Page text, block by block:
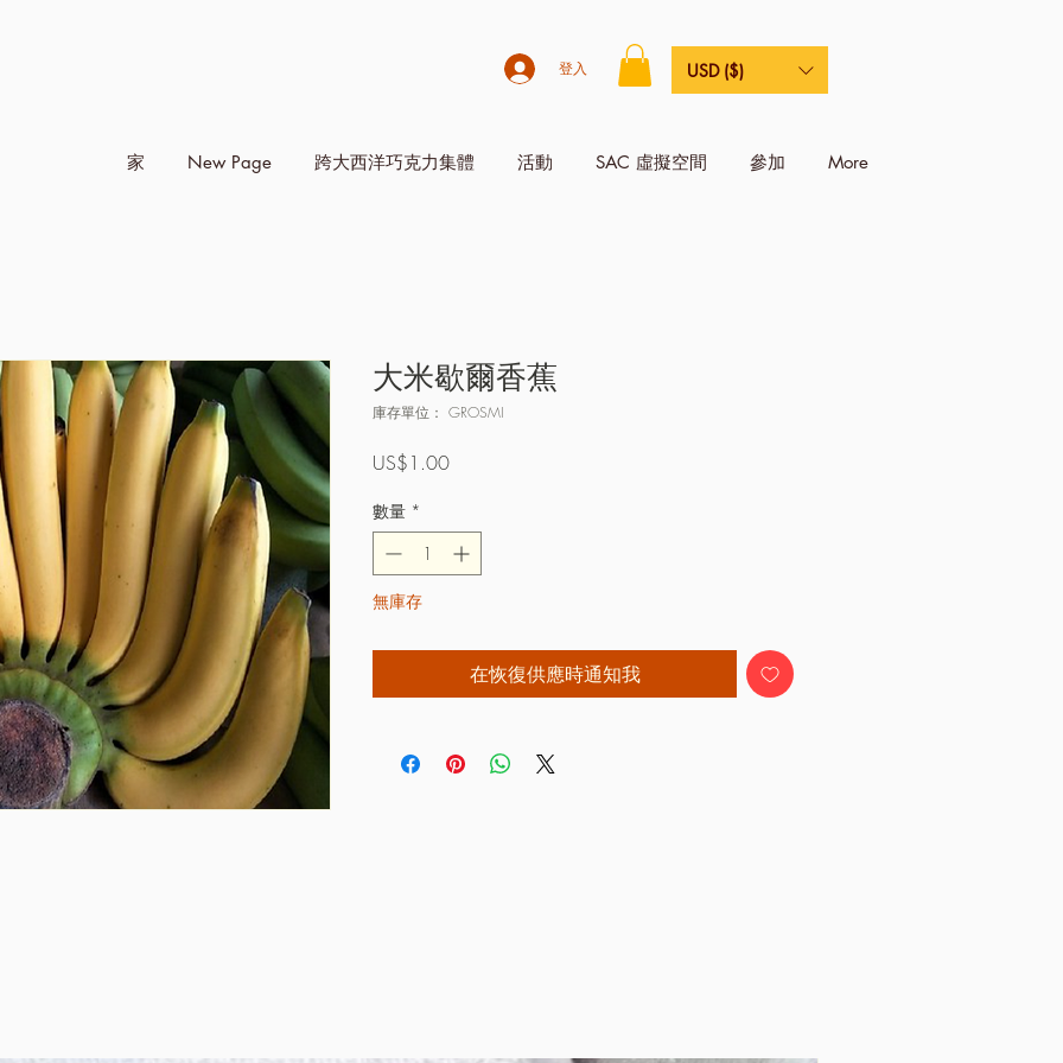
家 New Page 跨大西洋巧克力集體 活動 SAC 虛擬空間 參加 More
登入 USD ($)
大米歇爾香蕉
庫存單位： GROSMI
US$1.00價
數量 *
無庫存
在恢復供應時通知我